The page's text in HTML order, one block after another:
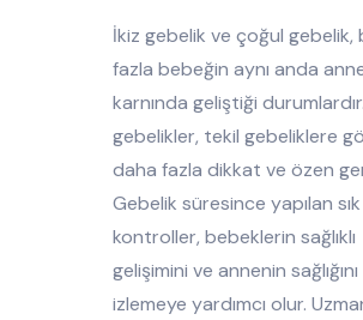
İkiz gebelik ve çoğul gebelik,
fazla bebeğin aynı anda
karnında geliştiği
gebelikler, tekil gebeliklere
daha fazla dikkat ve özen
Gebelik süresince yapılan sık
kontroller, bebeklerin sağlıklı
gelişimini ve annenin sağlığını
izlemeye yardımcı olur.